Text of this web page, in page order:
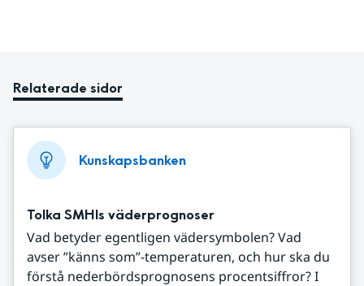
Relaterade sidor
Kunskapsbanken
Tolka SMHIs väderprognoser
Vad betyder egentligen vädersymbolen? Vad
avser ”känns som”-temperaturen, och hur ska du
förstå nederbördsprognosens procentsiffror? I